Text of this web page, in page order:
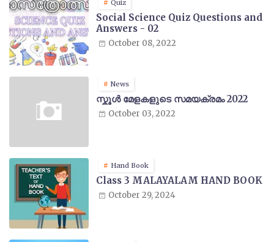
Quiz
Social Science Quiz Questions and
Answers - 02
October 08, 2022
News
സ്കൂൾ മേളകളുടെ സമയക്രമം 2022
October 03, 2022
Hand Book
Class 3 MALAYALAM HAND BOOK
October 29, 2024